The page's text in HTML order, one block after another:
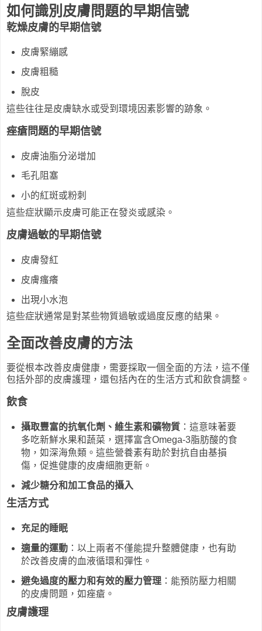
如何識別皮膚問題的早期信號
乾燥皮膚的早期信號
皮膚緊繃感
皮膚粗糙
脫皮
這些往往是皮膚缺水或受到環境因素影響的跡象。
痤瘡問題的早期信號
皮膚油脂分泌增加
毛孔阻塞
小的紅斑或粉刺
這些症狀顯示皮膚可能正在發炎或感染。
皮膚過敏的早期信號
皮膚發紅
皮膚瘙癢
出現小水泡
這些症狀通常是對某些物質過敏或過度反應的結果。
全面改善皮膚的方法
要從根本改善皮膚健康，需要採取一個全面的方法，這不僅
包括外部的皮膚護理，還包括內在的生活方式和飲食調整。
飲食
攝取豐富的抗氧化劑、維生素和礦物質：這意味著要
多吃新鮮水果和蔬菜，選擇富含Omega-3脂肪酸的食
物，如深海魚類。這些營養素有助於對抗自由基損
傷，促進健康的皮膚細胞更新。
減少糖分和加工食品的攝入
生活方式
充足的睡眠
適量的運動：以上兩者不僅能提升整體健康，也有助
於改善皮膚的血液循環和彈性。
避免過度的壓力和有效的壓力管理：能預防壓力相關
的皮膚問題，如痤瘡。
皮膚護理